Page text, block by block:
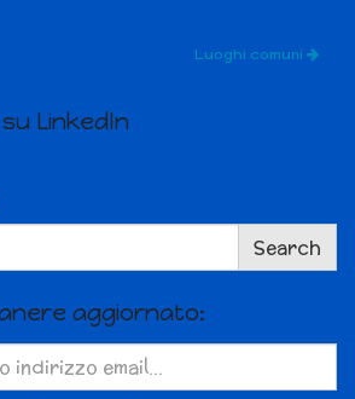
Luoghi comuni
LinkedIn
Search
aggiornato: